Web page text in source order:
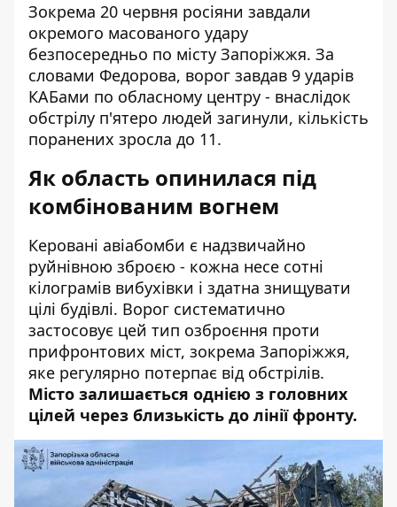
Зокрема 20 червня росіяни завдали
окремого масованого удару
безпосередньо по місту Запоріжжя. За
словами Федорова, ворог завдав 9 ударів
КАБами по обласному центру - внаслідок
обстрілу п'ятеро людей загинули, кількість
поранених зросла до 11.
Як область опинилася під
комбінованим вогнем
Керовані авіабомби є надзвичайно
руйнівною зброєю - кожна несе сотні
кілограмів вибухівки і здатна знищувати
цілі будівлі. Ворог систематично
застосовує цей тип озброєння проти
прифронтових міст, зокрема Запоріжжя,
яке регулярно потерпає від обстрілів.
Місто залишається однією з головних
цілей через близькість до лінії фронту.